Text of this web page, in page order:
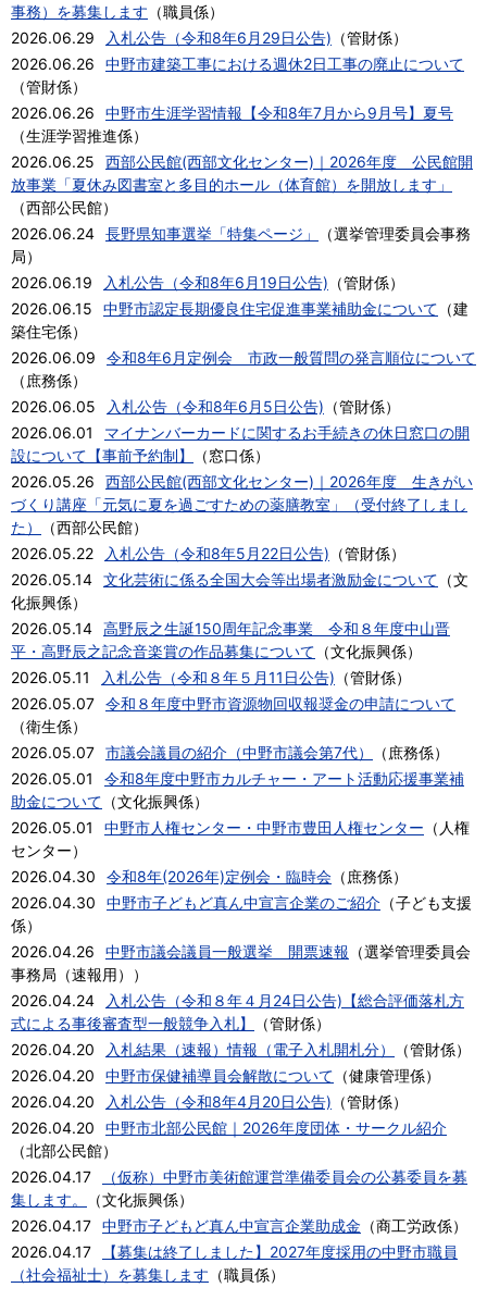
事務）を募集します （職員係）
2026.06.29
入札公告（令和8年6月29日公告) （管財係）
2026.06.26
中野市建築工事における週休2日工事の廃止について
（管財係）
2026.06.26
中野市生涯学習情報【令和8年7月から9月号】夏号
（生涯学習推進係）
2026.06.25
西部公民館(西部文化センター)｜2026年度 公民館開
放事業「夏休み図書室と多目的ホール（体育館）を開放します」
（西部公民館）
2026.06.24 長野県知事選挙「特集ページ」 （選挙管理委員会事務
局）
2026.06.19
入札公告（令和8年6月19日公告) （管財係）
2026.06.15
中野市認定長期優良住宅促進事業補助金について （建
築住宅係）
2026.06.09
令和8年6月定例会 市政一般質問の発言順位について
（ 庶務係）
2026.06.05
入札公告（令和8年6月5日公告) （管財係）
2026.06.01
マイナンバーカードに関するお手続きの休日窓口の開
設について【事前予約制】
（窓口係）
2026.05.26
西部公民館(西部文化センター)｜2026年度 生きがい
づくり講座「元気に夏を過ごすための薬膳教室」（受付終了しまし
た）
（西部公民館）
2026.05.22
入札公告（令和8年5月22日公告) （管財係）
2026.05.14 文化芸術に係る全国大会等出場者激励金について （文
化振興係）
2026.05.14 高野辰之生誕150周年記念事業 令和８年度中山晋
平・高野辰之記念音楽賞の作品募集について （文化振興係）
2026.05.11
入札公告（令和８年５月11日公告) （管財係）
2026.05.07 令和８年度中野市資源物回収報奨金の申請について
（衛生係）
2026.05.07 市議会議員の紹介（中野市議会第7代） （ 庶務係）
2026.05.01
令和8年度中野市カルチャー・アート活動応援事業補
助金について （文化振興係）
2026.05.01
中野市人権センター・中野市豊田人権センター （ 人権
センター）
2026.04.30
令和8年(2026年)定例会・臨時会 （ 庶務係）
2026.04.30
中野市子どもど真ん中宣言企業のご紹介 （子ども支援
係）
2026.04.26
中野市議会議員一般選挙 開票速報 （選挙管理委員会
事務局（速報用）
）
2026.04.24
入札公告（令和８年４月24日公告)【総合評価落札方
式による事後審査型一般競争入札】
（管財係）
2026.04.20
入札結果（速報）情報（電子入札開札分） （管財係）
2026.04.20
中野市保健補導員会解散について （健康管理係）
2026.04.20
入札公告（令和8年4月20日公告) （管財係）
2026.04.20
中野市北部公民館｜2026年度団体・サークル紹介
（北部公民館）
2026.04.17
（仮称）中野市美術館運営準備委員会の公募委員を募
集します。
（文化振興係）
2026.04.17 中野市子どもど真ん中宣言企業助成金 （商工労政係）
2026.04.17
【募集は終了しました】2027年度採用の中野市職員
（社会福祉士）を募集します （職員係）